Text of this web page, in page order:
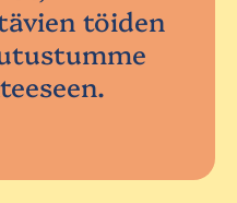
töiden